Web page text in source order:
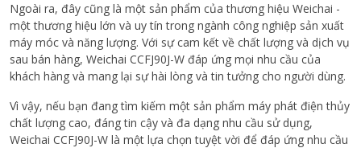
Ngoài ra, đây cũng là một sản phẩm của thương hiệu Weichai -
một thương hiệu lớn và uy tín trong ngành công nghiệp sản xuất
máy móc và năng lượng. Với sự cam kết về chất lượng và dịch vụ
sau bán hàng, Weichai CCFJ90J-W đáp ứng mọi nhu cầu của
khách hàng và mang lại sự hài lòng và tin tưởng cho người dùng.
Vì vậy, nếu bạn đang tìm kiếm một sản phẩm máy phát điện thủy
chất lượng cao, đáng tin cậy và đa dạng nhu cầu sử dụng,
Weichai CCFJ90J-W là một lựa chọn tuyệt vời để đáp ứng nhu cầu